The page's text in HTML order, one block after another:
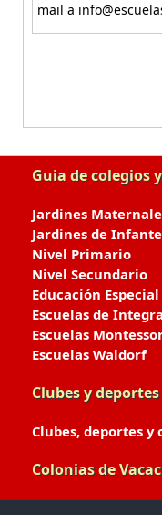
mail a
Guia de colegios
Jardines
Jardines de
Nivel Primario
Nivel Secundario
Educación Especial
Escuelas de
Escuelas
Escuelas Waldorf
Clubes y
Clubes, deportes y
Colonias de